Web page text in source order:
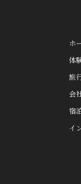
ホ
体
旅
会
宿
イ